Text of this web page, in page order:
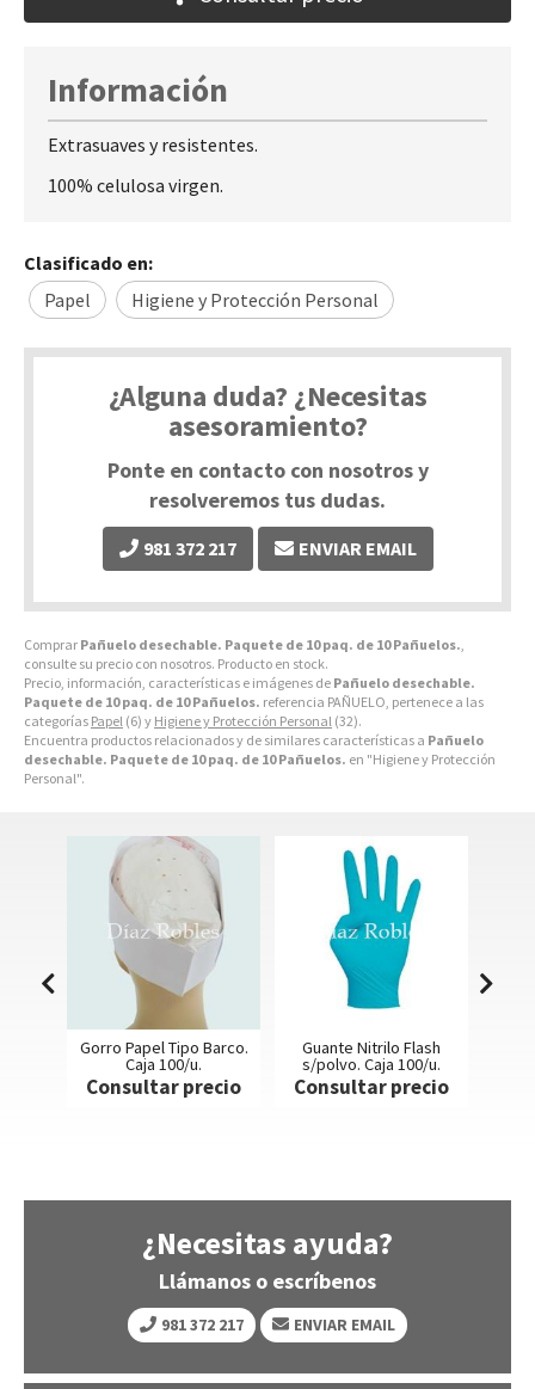
Comprar Pañuelo desechable. Paquete de 10 paq. de 10 Pañuelos.
consulte su precio con nosotros. Producto en stock.
Precio, información, características e imágenes de Pañuelo desechable.
Paquete de 10 paq. de 10 Pañuelos. referencia PAÑUELO, pertenece a las
categorías Papel (6) y Higiene y Protección Personal (32).
Encuentra productos relacionados y de similares características a Pañuelo
desechable. Paquete de 10 paq. de 10 Pañuelos. en "Higiene y Protección
Personal".
Información
Extrasuaves y resistentes.
100% celulosa virgen.
Clasificado en:
Papel
Higiene y Protección Personal
¿Alguna duda? ¿Necesitas
asesoramiento?
Ponte en contacto con nosotros y
resolveremos tus dudas.
981 372 217 ENVIAR EMAIL
Gorro Papel Tipo Barco.
Caja 100/u.
Consultar precio
Guante Nitrilo Flash
s/polvo. Caja 100/u.
Consultar precio
¿Necesitas ayuda?
Llámanos o escríbenos
981 372 217 ENVIAR EMAIL